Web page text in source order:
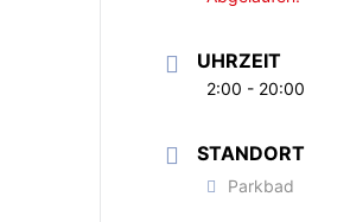
UHRZEIT
2:00 - 20:00
STANDORT
Parkbad